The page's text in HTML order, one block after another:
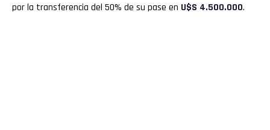
por la transferencia del 50% de su pase en U$S 4.500.000.